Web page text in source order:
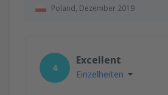
Poland, Dezember 2019
4
Excellent
Einzelheiten